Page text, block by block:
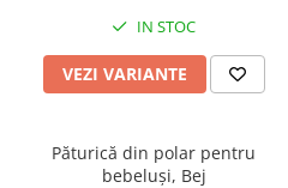
IN STOC
VEZI VARIANTE
Păturică din polar pentru
bebeluși, Bej